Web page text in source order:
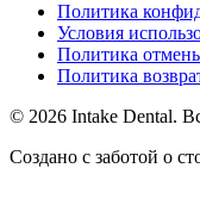
Политика
Условия
Политика
Политика
© 2026 Intake Dental.
Создано с заботой о